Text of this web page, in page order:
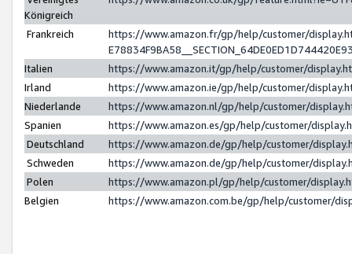
Königreich
Frankreich
https://www.amazon.fr/gp/help/customer/
Italien
https://www.amazon.it/gp/help/customer/
Irland
https://www.amazon.ie/gp/help/customer/
Niederlande
https://www.amazon.nl/gp/help/customer/
Spanien
https://www.amazon.es/gp/help/customer/
Deutschland
https://www.amazon.de/gp/help/customer/
Schweden
https://www.amazon.de/gp/help/customer/
Polen
https://www.amazon.pl/gp/help/customer/
Belgien
https://www.amazon.com.be/gp/help/customer/